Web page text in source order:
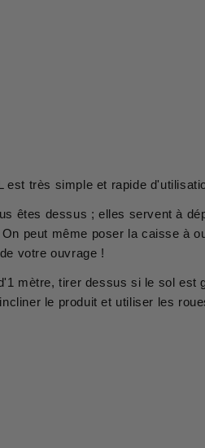
est très simple et rapide
êtes dessus ; elles servent à
peut même poser la caisse à
votre ouvrage !
mètre, tirer dessus si le sol est
le produit et utiliser les